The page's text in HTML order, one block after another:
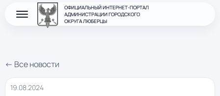
ОФИЦИАЛЬНЫЙ ИНТЕРНЕТ-ПОРТАЛ
АДМИНИСТРАЦИИ ГОРОДСКОГО
ОКРУГА ЛЮБЕРЦЫ
← Все новости
19.08.2024